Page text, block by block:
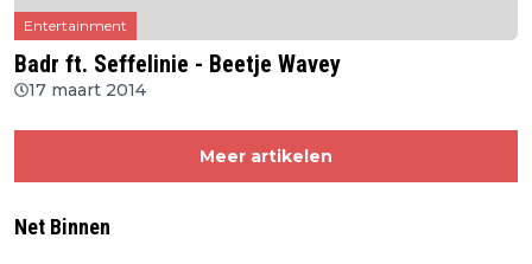
Entertainment
Badr ft. Seffelinie - Beetje Wavey
17 maart 2014
Meer artikelen
Net Binnen